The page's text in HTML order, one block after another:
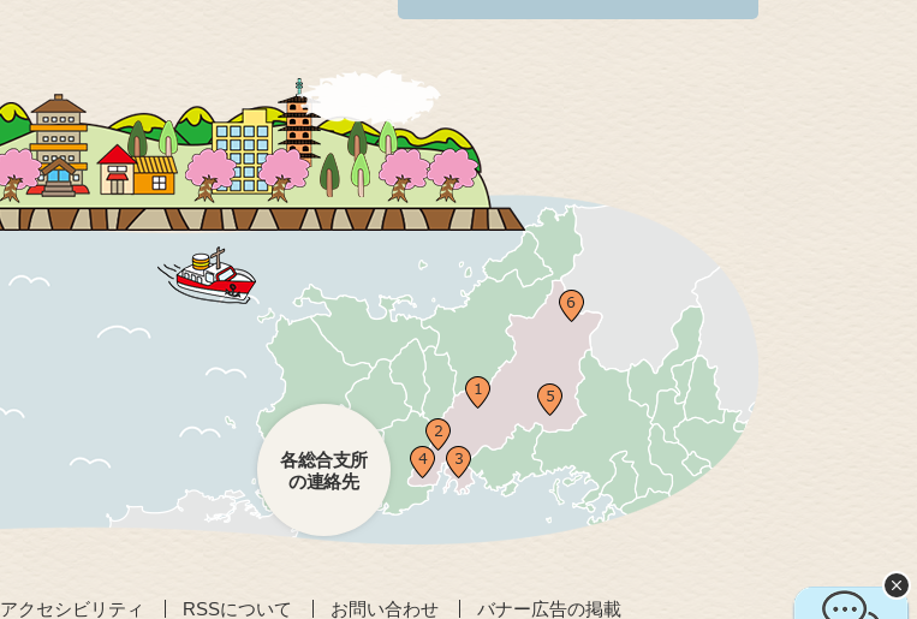
各総合支所
の連絡先
アクセシビリティ RSSについて お問い合わせ バナー広告の掲載